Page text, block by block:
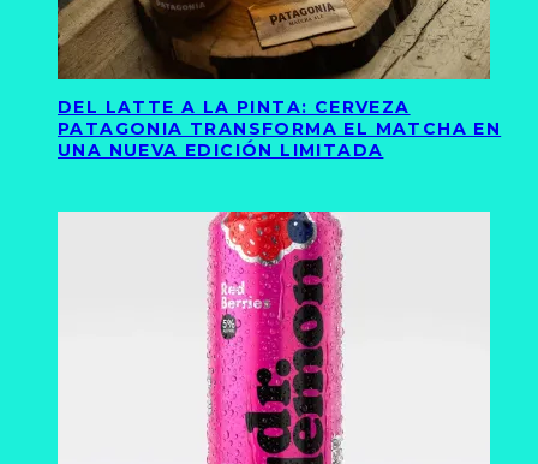
DEL LATTE A LA PINTA: CERVEZA
PATAGONIA TRANSFORMA EL MATCHA EN
UNA NUEVA EDICIÓN LIMITADA